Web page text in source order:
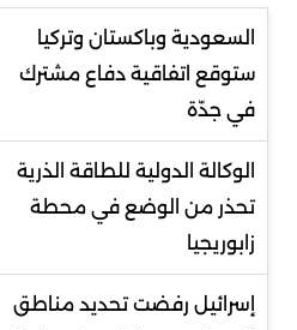
السعودية وباكستان وتركيا
ستوقع اتفاقية دفاع مشترك
في جدّة
الوكالة الدولية للطاقة الذرية
تحذر من الوضع في محطة
زابوريجيا
إسرائيل رفضت تحديد مناطق